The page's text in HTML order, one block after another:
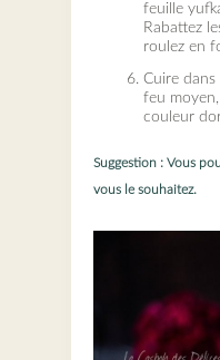
feuille
Rabattez
roulez en
Cuire
feu
couleur
Suggestion : Vous
vous le souhaitez.